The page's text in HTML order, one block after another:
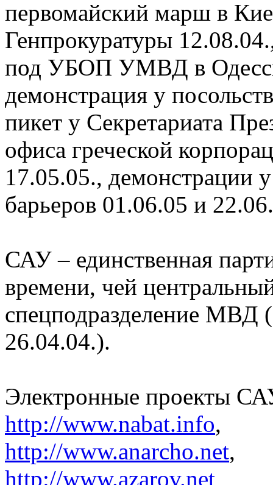
первомайский марш в
Генпрокуратуры
под УБОП УМВД в
демонстрация у
пикет у Секретариата
офиса греческой
17.05.05., демонстрации
барьеров 01.06.05 и
САУ – единственная
времени, чей
спецподразделение
26.04.04.).
Электронные проекты
http://www.nabat.info,
http://www.anarcho.net,
http://www.azarov.net